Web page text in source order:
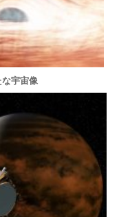
宇宙像